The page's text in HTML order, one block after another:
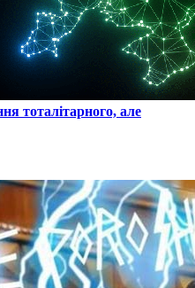
тоталітарного, але